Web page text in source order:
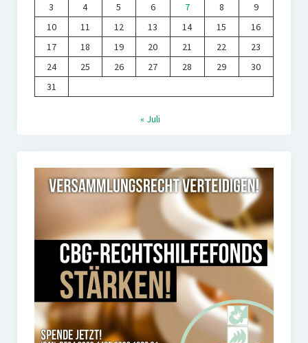
3
4 5 6 7 8
9
10
11 12 13 14 15
16
17
18 19 20 21 22
23
24
25 26 27 28 29
30
31
« Juli